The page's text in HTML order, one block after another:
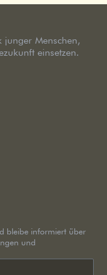
junger Menschen,
einsetzen.
bleibe informiert über
und